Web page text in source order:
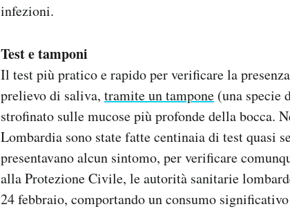
infezioni.
Test e tamponi
Il test più pratico e rapido per verificare la
prelievo di saliva, tramite un tampone (una specie
strofinato sulle mucose più profonde della bocca.
Lombardia sono state fatte centinaia di test quasi
presentavano alcun sintomo, per verificare
alla Protezione Civile, le autorità sanitarie
24 febbraio, comportando un consumo